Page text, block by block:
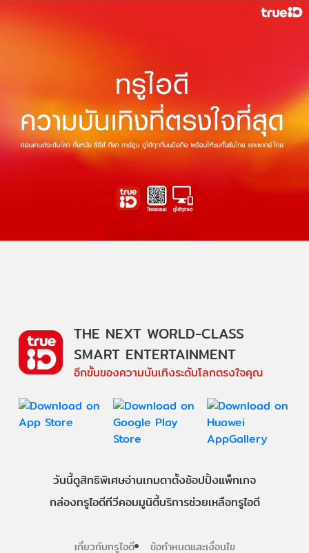
THE NEXT WORLD-CLASS
SMART ENTERTAINMENT
อีกขั้นของความบันเทิงระดับโลกตรงใจคุณ
วันนี้ดูสิทธิพิเศษอ่านเกมตาตั้งช้อปปิ้งแพ็กเกจ
กล่องทรูไอดีทีวีคอมมูนิตี้บริการช่วยเหลือทรูไอดี
เกี่ยวกับทรูไอดี ข้อกำหนดและเงื่อนไข